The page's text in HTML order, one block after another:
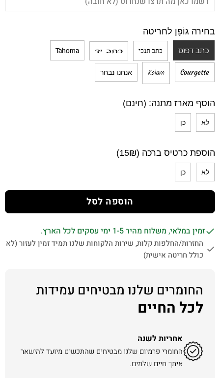
בחירה גוֹפָן לחריטה
כתב דפוס כתב תנכי כתב יד Tahoma
Courgette
Kalam אנחנו נבחר
הוסף מארז מתנה: (חינם)
לא כן
הוספת כרטיס ברכה (15₪)
לא כן
הוספה לסל
זמין במלאי, משלוח מהיר 1-5 ימי עסקים לכל הארץ.
החזרות/החלפות קלות, שירות הלקוחות שלנו תמיד זמין לעזור (לא
כולל חריטה אישית)
החומרים שלנו מבטיחים עמידות
לכל החיים
אחריות לשנה
החומרי פרמיום שלנו מבטיחים שהתכשיט מיועד להישאר
איתך חיים שלמים.